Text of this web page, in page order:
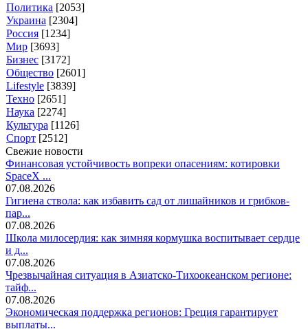
Политика [2053]
Украина [2304]
Россия [1234]
Мир [3693]
Бизнес [3172]
Общество [2601]
Lifestyle [3839]
Техно [2651]
Наука [2274]
Культура [1126]
Спорт [2512]
Свежие новости
Финансовая устойчивость вопреки опасениям: котировки
SpaceX ...
07.08.2026
Гигиена ствола: как избавить сад от лишайников и грибков-
пар...
07.08.2026
Школа милосердия: как зимняя кормушка воспитывает сердце
и д...
07.08.2026
Чрезвычайная ситуация в Азиатско-Тихоокеанском регионе:
тайф...
07.08.2026
Экономическая поддержка регионов: Греция гарантирует
выплаты...